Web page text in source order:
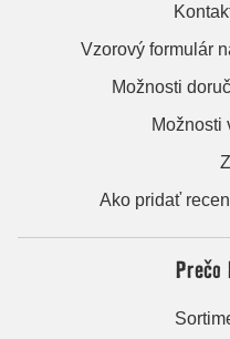
Vzorový formulár
Možnosti
Možnosti
Ako pridať
Prečo